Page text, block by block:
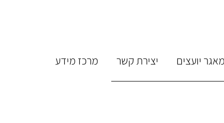
מאגר יועצים יצירת קשר מרכז מידע